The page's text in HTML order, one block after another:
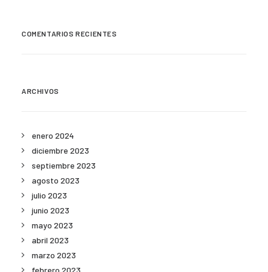
COMENTARIOS RECIENTES
ARCHIVOS
enero 2024
diciembre 2023
septiembre 2023
agosto 2023
julio 2023
junio 2023
mayo 2023
abril 2023
marzo 2023
febrero 2023